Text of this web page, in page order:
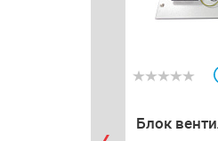
Блок